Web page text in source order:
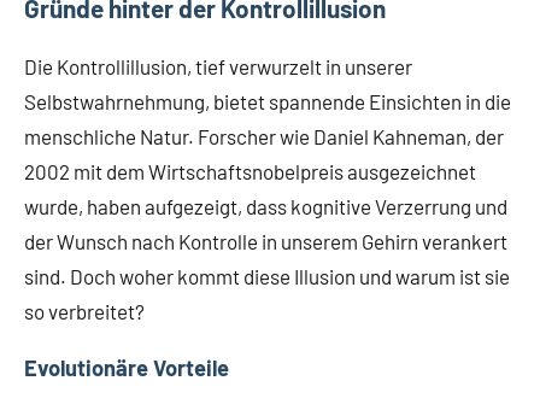
Gründe hinter der Kontrollillusion
Die Kontrollillusion, tief verwurzelt in unserer
Selbstwahrnehmung, bietet spannende Einsichten in die
menschliche Natur. Forscher wie Daniel Kahneman, der
2002 mit dem Wirtschaftsnobelpreis ausgezeichnet
wurde, haben aufgezeigt, dass kognitive Verzerrung und
der Wunsch nach Kontrolle in unserem Gehirn verankert
sind. Doch woher kommt diese Illusion und warum ist sie
so verbreitet?
Evolutionäre Vorteile